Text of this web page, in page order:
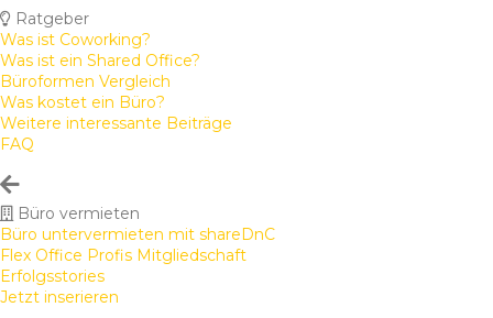
Ratgeber
Was ist Coworking?
Was ist ein Shared Office?
Büroformen Vergleich
Was kostet ein Büro?
Weitere interessante Beiträge
FAQ
Büro vermieten
Büro untervermieten mit shareDnC
Flex Office Profis Mitgliedschaft
Erfolgsstories
Jetzt inserieren